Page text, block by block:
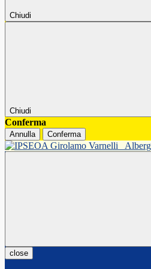
Chiudi
Chiudi
Conferma
Annulla Conferma
close